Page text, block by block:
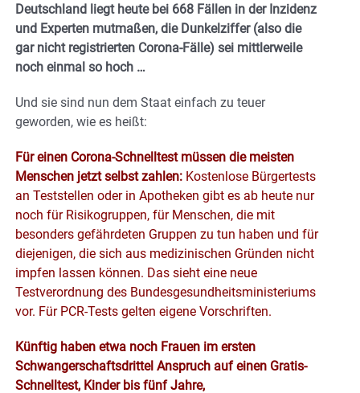
Deutschland liegt heute bei 668 Fällen in der Inzidenz
und Experten mutmaßen, die Dunkelziffer (also die
gar nicht registrierten Corona-Fälle) sei mittlerweile
noch einmal so hoch …
Und sie sind nun dem Staat einfach zu teuer
geworden, wie es heißt:
Für einen Corona-Schnelltest müssen die meisten
Menschen jetzt selbst zahlen: Kostenlose Bürgertests
an Teststellen oder in Apotheken gibt es ab heute nur
noch für Risikogruppen, für Menschen, die mit
besonders gefährdeten Gruppen zu tun haben und für
diejenigen, die sich aus medizinischen Gründen nicht
impfen lassen können. Das sieht eine neue
Testverordnung des Bundesgesundheitsministeriums
vor. Für PCR-Tests gelten eigene Vorschriften.
Künftig haben etwa noch Frauen im ersten
Schwangerschaftsdrittel Anspruch auf einen Gratis-
Schnelltest, Kinder bis fünf Jahre,